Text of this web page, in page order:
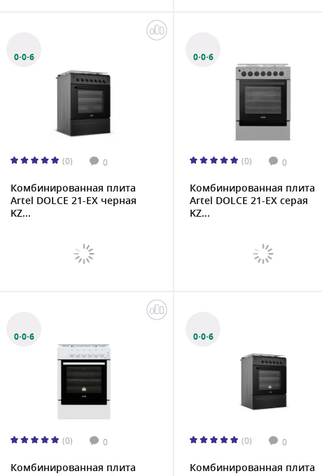
0·0·6
(0) 0
Комбинированная плита
Artel DOLCE 21-EX черная
KZ...
0·0·6
(0) 0
Комбинированная плита
Artel DOLCE 21-EX серая
KZ...
0·0·6
(0) 0
Комбинированная плита
0·0·6
(0) 0
Комбинированная плита